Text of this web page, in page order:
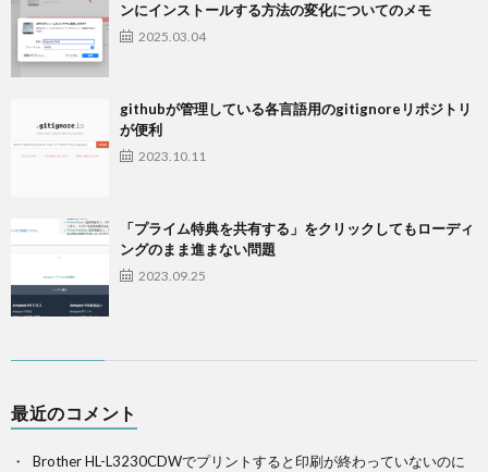
ンにインストールする方法の変化についてのメモ
2025.03.04
githubが管理している各言語用のgitignoreリポジトリ
が便利
2023.10.11
「プライム特典を共有する」をクリックしてもローディ
ングのまま進まない問題
2023.09.25
最近のコメント
Brother HL-L3230CDWでプリントすると印刷が終わっていないのに